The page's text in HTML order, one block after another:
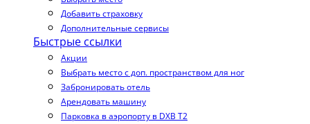
Добавить страховку
Дополнительные сервисы
Быстрые ссылки
Акции
Выбрать место с доп. пространством для ног
Забронировать отель
Арендовать машину
Парковка в аэропорту в DXB T2